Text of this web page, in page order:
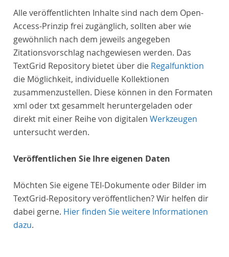
Alle veröffentlichten Inhalte sind nach dem Open-
Access-Prinzip frei zugänglich, sollten aber wie
gewöhnlich nach dem jeweils angegeben
Zitationsvorschlag nachgewiesen werden. Das
TextGrid Repository bietet über die Regalfunktion
die Möglichkeit, individuelle Kollektionen
zusammenzustellen. Diese können in den Formaten
xml oder txt gesammelt heruntergeladen oder
direkt mit einer Reihe von digitalen Werkzeugen
untersucht werden.
Veröffentlichen Sie Ihre eigenen Daten
Möchten Sie eigene TEI-Dokumente oder Bilder im
TextGrid-Repository veröffentlichen? Wir helfen dir
dabei gerne. Hier finden Sie weitere Informationen
dazu.